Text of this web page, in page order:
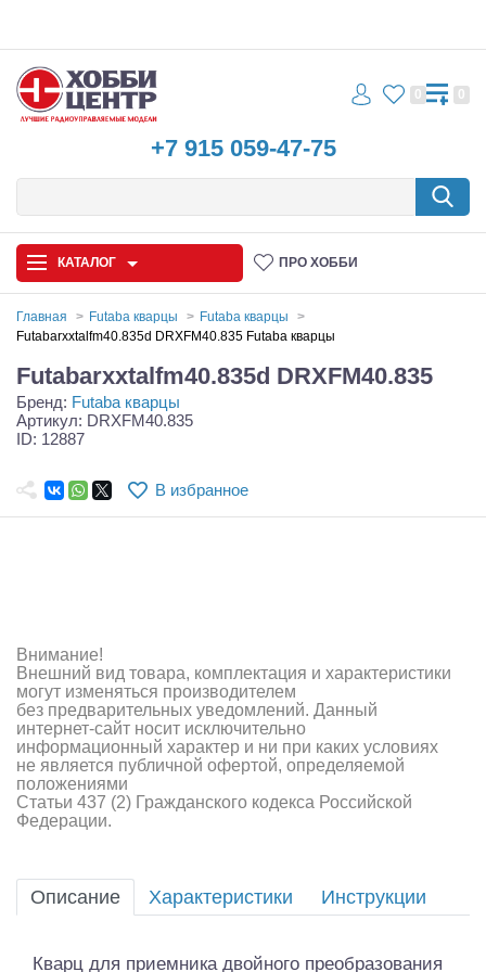
+7 915 059-47-75
0 0
КАТАЛОГ ПРО ХОББИ
Запчасти и аксессуары
Игрушки
Самолеты
Аппаратура и электроника
Аккумуляторы и батарейки
Зарядные устройства и блоки питания
Двигатели
Инструмент,измерительные приборы,расходники
Главная Futaba кварцы
Futaba кварцы
Futabarxxtalfm40.835d DRXFM40.835 Futaba кварцы
Futabarxxtalfm40.835d DRXFM40.835
Бренд: Futaba кварцы
Артикул: DRXFM40.835
ID: 12887
В избранное
Внимание!
Внешний вид товара, комплектация и характеристики
могут изменяться производителем
без предварительных уведомлений. Данный
интернет-сайт носит исключительно
информационный характер и ни при каких условиях
не является публичной офертой, определяемой
положениями
Статьи 437 (2) Гражданского кодекса Российской
Федерации.
Описание Характеристики Инструкции
Кварц для приемника двойного преобразования